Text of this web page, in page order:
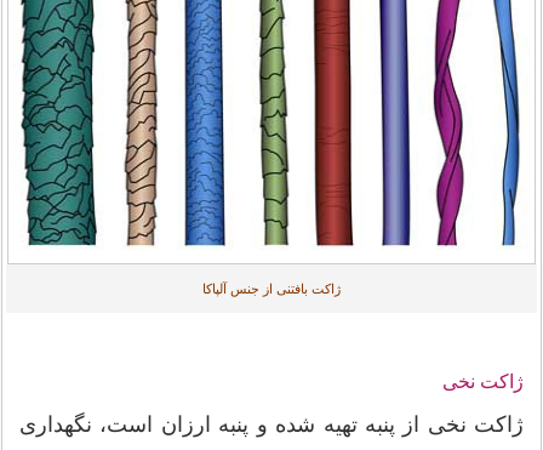
ژاکت بافتنی از جنس آلپاکا
ژاکت نخی
ژاکت نخی از پنبه تهیه شده و پنبه ارزان است، نگهداری